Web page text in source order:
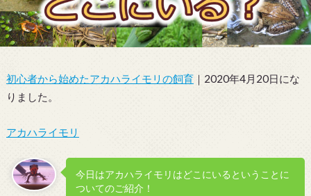
初心者から始めたアカハライモリの飼育｜2020年4月20日にな
りました。
アカハライモリ
今日はアカハライモリはどこにいるということに
ついてのご紹介！